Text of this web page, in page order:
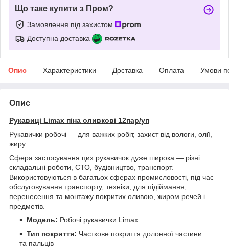
Що таке купити з Пром?
Замовлення під захистом
Доступна доставка
Опис Характеристики Доставка Оплата Умови
Опис
Рукавиці Limax піна оливкові 12пар/уп
Рукавички робочі — для важких робіт, захист від вологи, олії,
жиру.
Сфера застосування цих рукавичок дуже широка — різні
складальні роботи, СТО, будівництво, транспорт.
Використовуються в багатьох сферах промисловості, під час
обслуговування транспорту, техніки, для підіймання,
перенесення та монтажу покритих оливою, жиром речей і
предметів.
Модель: Робочі рукавички Limax
Тип покриття: Часткове покриття долонної частини
та пальців